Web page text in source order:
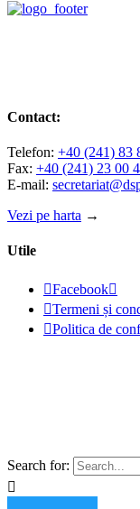
Contact:
Telefon: +40 (241) 83
Fax: +40 (241) 23 00
E-mail:
Vezi pe harta →
Utile
Facebook
Termeni și
Politica de
Search for:
